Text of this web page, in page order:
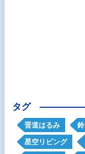
タグ
晋道はるみ
星空リビング